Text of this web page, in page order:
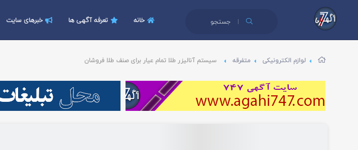
جستجو خانه تعرفه آگهی ها خبرهای سایت
لوازم الکترونیکی متفرقه سیستم آنالیزر طلا تمام عیار برای صنف طلا فروشان